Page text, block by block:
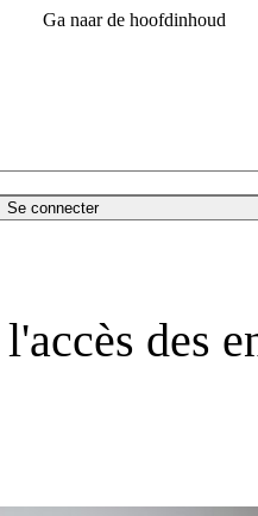
Ga naar de hoofdinhoud
Se connecter
des